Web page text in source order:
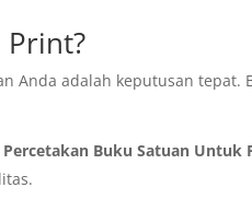
Print?
Anda adalah keputusan tepat.
Percetakan Buku Satuan Untuk